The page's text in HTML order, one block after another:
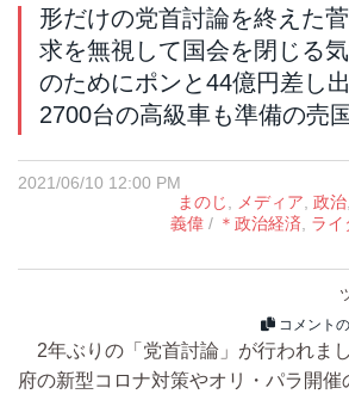
形だけの党首討論を終えた
求を無視して国会を閉じる
のためにポンと44億円差し
2700台の高級車も準備の売
2021/06/10 12:00 PM
まのじ
メディア 政治
義偉 / ＊政治経済 ライ
コメント
2年ぶりの「党首討論」が行われま
府の新型コロナ対策やオリ・パラ開